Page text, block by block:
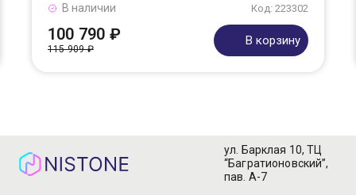
Код: 223302
В наличии
100 790 ₽
115 909 ₽
В корзину
ул. Барклая 10, ТЦ
“Багратионовский”,
пав. А-7